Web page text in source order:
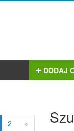
DODAJ
2 »